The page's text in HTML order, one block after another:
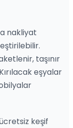
nakliyat
taşınır
eşyalar
keşif